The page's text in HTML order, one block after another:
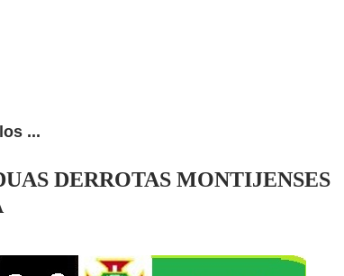
...
DERROTAS MONTIJENSES